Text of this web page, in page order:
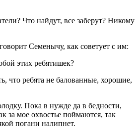
Что найдут, все заберут? Никому
Семенычу, как советует с им:
этих ребятишек?
что ребята не балованные, хорошие,
Пока в нужде да в бедности,
за мое охвостье поймаются, так
погани налипнет.